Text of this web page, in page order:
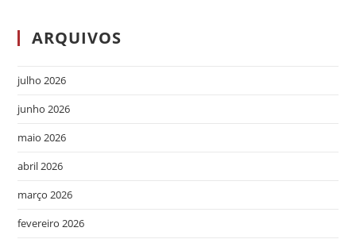
ARQUIVOS
julho 2026
junho 2026
maio 2026
abril 2026
março 2026
fevereiro 2026